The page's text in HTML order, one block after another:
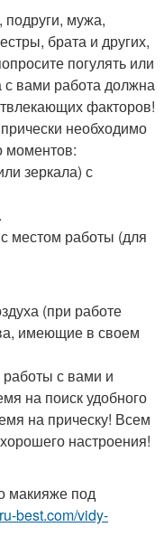
мужа,
брата и других,
погулять или
вами работа должна
факторов!
необходимо
моментов:
зеркала) с
местом работы (для
(при работе
имеющие в своем
с вами и
на поиск удобного
на прическу! Всем
настроения!
макияже под
best.com/vidy-